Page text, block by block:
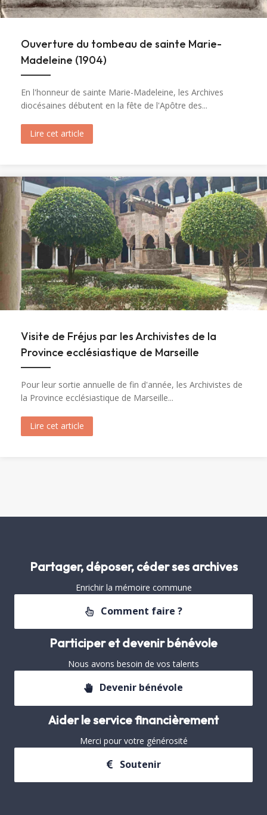
Ouverture du tombeau de sainte Marie-
Madeleine (1904)
En l'honneur de sainte Marie-Madeleine, les Archives
diocésaines débutent en la fête de l'Apôtre des...
Lire cet article
Visite de Fréjus par les Archivistes de la
Province ecclésiastique de Marseille
Pour leur sortie annuelle de fin d'année, les Archivistes de
la Province ecclésiastique de Marseille...
Lire cet article
Partager, déposer, céder ses archives
Enrichir la mémoire commune
Comment faire ?
Participer et devenir bénévole
Nous avons besoin de vos talents
Devenir bénévole
Aider le service financièrement
Merci pour votre générosité
Soutenir